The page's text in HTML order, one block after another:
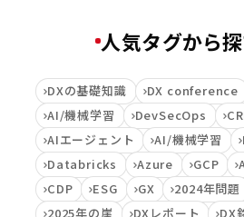
人気タグから
DXの基礎知識
DX conference
AI/機械学習
DevSecOps
AIエージェント
AI/機械学習
Databricks
Azure GCP
CDP
ESG GX
2024年問題
2025年の崖
DXレポート DX